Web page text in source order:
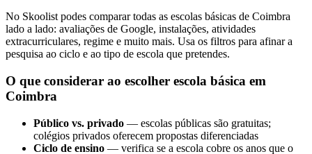
No Skoolist podes comparar todas as escolas básicas de Coimbra
lado a lado: avaliações de Google, instalações, atividades
extracurriculares, regime e muito mais. Usa os filtros para afinar a
pesquisa ao ciclo e ao tipo de escola que pretendes.
O que considerar ao escolher escola básica em
Coimbra
Público vs. privado — escolas públicas são gratuitas;
colégios privados oferecem propostas diferenciadas
Ciclo de ensino — verifica se a escola cobre os anos que o